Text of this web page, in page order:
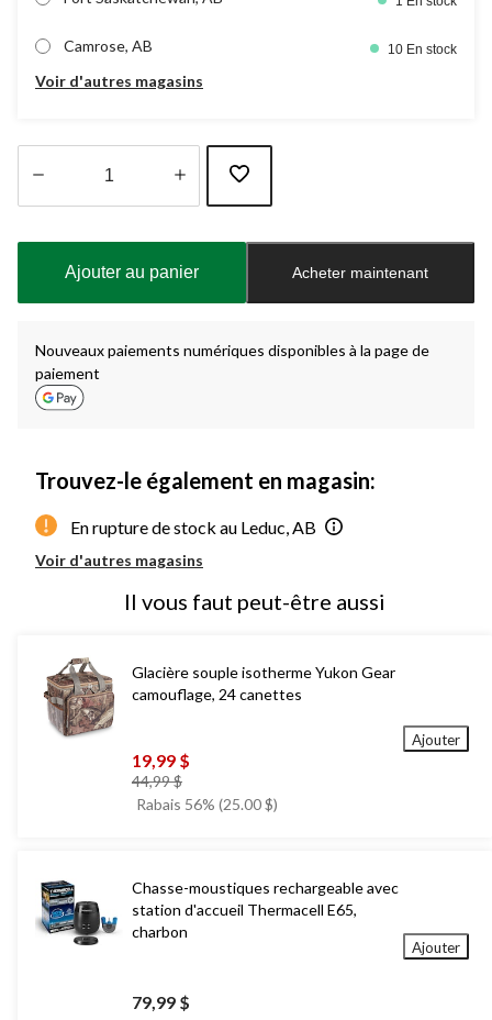
Camrose, AB 10 En stock
Voir d'autres magasins
à
Ajouter au panier Acheter maintenant
Nouveaux paiements numériques disponibles à la page de
paiement
Trouvez-le également en magasin:
En rupture de stock au Leduc, AB
Voir d'autres magasins
Il vous faut peut-être aussi
Glacière souple isotherme Yukon Gear
camouflage, 24 canettes
19,99 $
44,99 $prix
était
Rabais 56% (25.00 $)
Ajouter
Chasse-moustiques rechargeable avec
station d'accueil Thermacell E65,
charbon
79,99 $
Ajouter